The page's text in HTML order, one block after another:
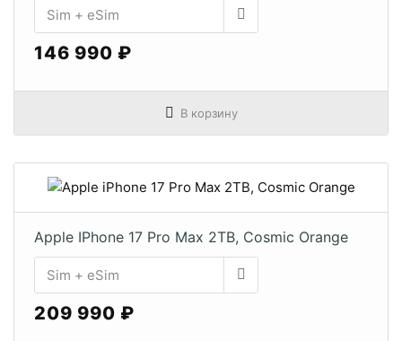
146 990 ₽
В корзину
Apple IPhone 17 Pro Max 2TB, Cosmic Orange
209 990 ₽